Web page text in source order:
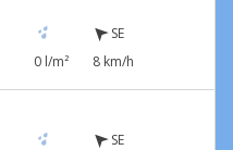
0 l/m²
SE
8 km/h
SE